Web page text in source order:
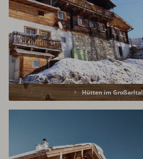
Hütten im Großarltal